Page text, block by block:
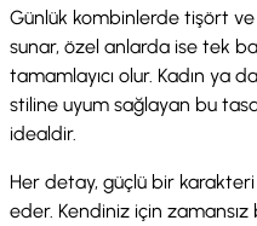
Günlük kombinlerde tişört ve
sunar, özel anlarda ise tek
tamamlayıcı olur. Kadın ya
stiline uyum sağlayan bu
idealdir.
Her detay, güçlü bir karakteri
eder. Kendiniz için